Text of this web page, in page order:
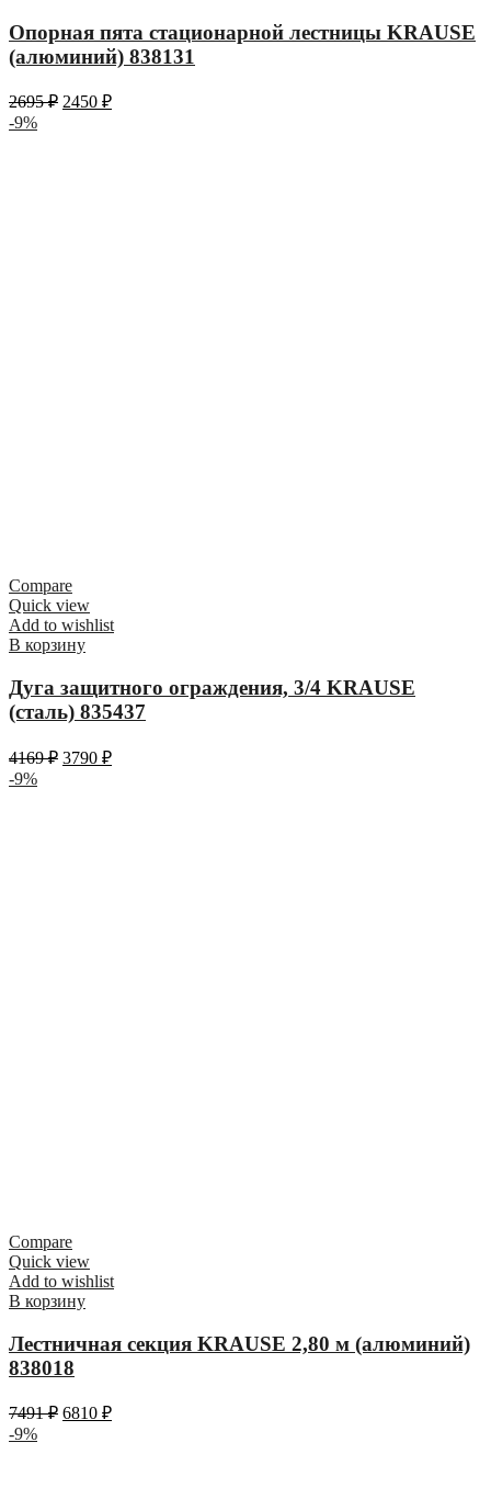
Опорная пята стационарной лестницы KRAUSE
(алюминий) 838131
2695₽ 2450 ₽
-9%
Compare
Quick view
Add to wishlist
В корзину
Дуга защитного ограждения, 3/4 KRAUSE
(сталь) 835437
4169₽ 3790 ₽
-9%
Compare
Quick view
Add to wishlist
В корзину
Лестничная секция KRAUSE 2,80 м (алюминий)
838018
7491₽ 6810 ₽
-9%